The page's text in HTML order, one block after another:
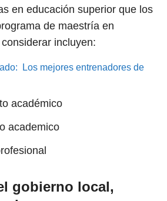
en educación superior que los
de maestría en
incluyen:
Los mejores entrenadores de
académico
academico
gobierno local,